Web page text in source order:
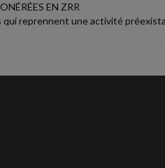
EN ZRR
qui reprennent une activité